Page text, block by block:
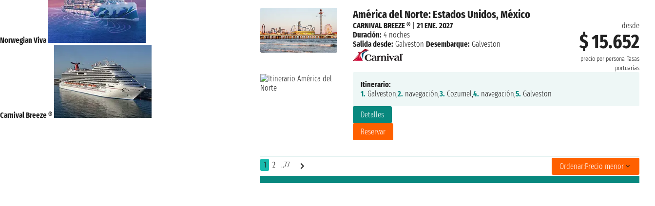
América del Norte: Estados Unidos, México
desde
$ 15.652
precio por persona Tasas
portuarias
Detalles
Reservar
CARNIVAL BREEZE ®| 21 ENE. 2027
Duración: 4 noches
Salida desde: Galveston Desembarque: Galveston
Itinerario:
1. Galveston,2. navegación,3. Cozumel,4. navegación,5. Galveston
1 2 ..77 Ordenar:Precio menor
Norwegian Viva
Carnival Breeze ®